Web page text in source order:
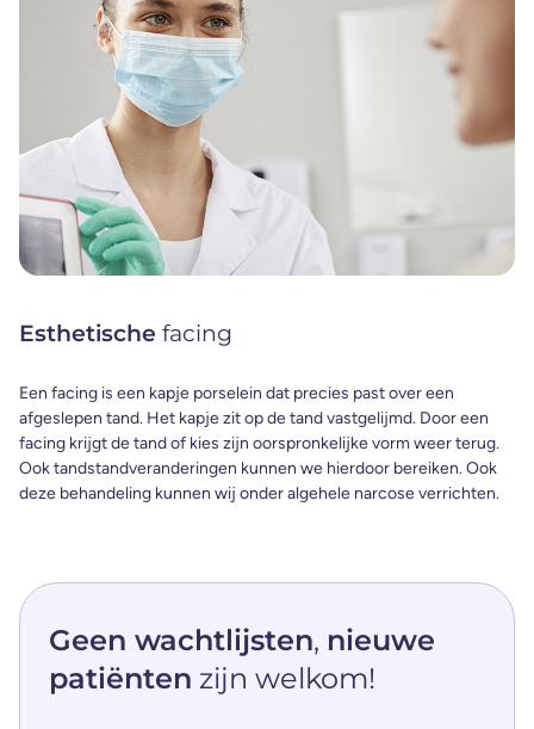
Esthetische facing
Een facing is een kapje porselein dat precies past over een
afgeslepen tand. Het kapje zit op de tand vastgelijmd. Door een
facing krijgt de tand of kies zijn oorspronkelijke vorm weer terug.
Ook tandstandveranderingen kunnen we hierdoor bereiken. Ook
deze behandeling kunnen wij onder algehele narcose verrichten.
Geen wachtlijsten, nieuwe
patiënten zijn welkom!